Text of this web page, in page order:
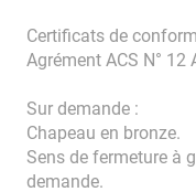
Certificats de
Agrément ACS N° 12
Sur demande :
Chapeau en bronze.
Sens de fermeture à
demande.